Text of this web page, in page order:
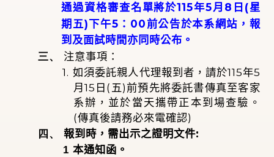
通過資格審查名單將於115年5月 8 日 (星
期五)下午5 ： 00 前公告於本系網站，報
到及面試時間亦同時公布。
三、 注意事項：
1. 如須委託親人代理報到者，請於115年5
月 15 日 ( 五) 前預先將委託書傳真至客家
系辦，並於當天攜帶正本到場查驗。
(傳真後請務必來電確認)
四、
報到時，需出示之證明文件:
1 本通知函。